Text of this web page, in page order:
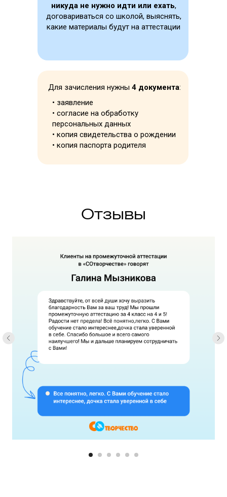
никуда не нужно идти или ехать,
договариваться со школой, выяснять,
какие материалы будут на аттестации
Для зачисления нужны 4 документа:
• заявление
• согласие на обработку
персональных данных
• копия свидетельства о рождении
• копия паспорта родителя
Отзывы
Попробовать
3 дня доступа
бесплатно
Отправляя заявку, вы соглашаетесь
с политикой конфиденциальности
Попробовать бесплатно